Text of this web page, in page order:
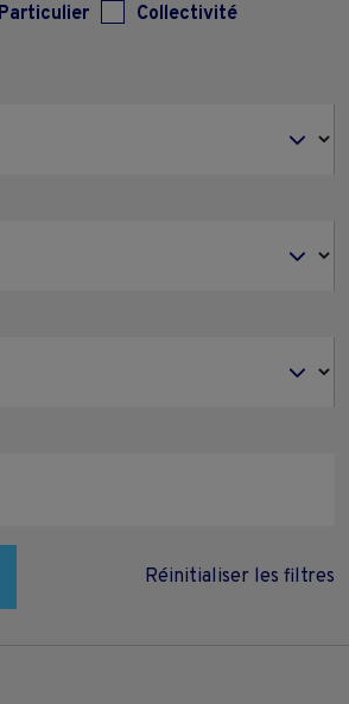
Particulier Collectivité
Réinitialiser les filtres